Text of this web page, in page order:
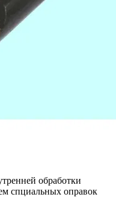
обработки
спциальных оправок